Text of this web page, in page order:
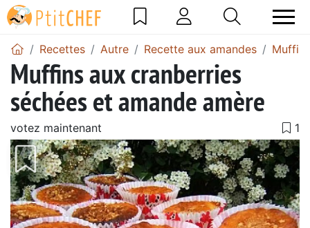
Recettes Autre Recette aux amandes
Muffins aux cranberries
séchées et amande amère
votez maintenant